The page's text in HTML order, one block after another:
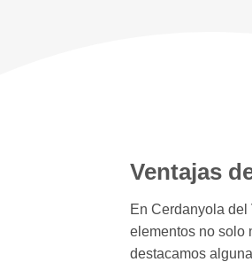
Ventajas
En Cerdanyola
elementos no solo
destacamos